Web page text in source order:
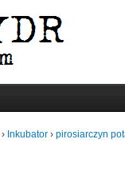
› Inkubator › pirosiarczyn